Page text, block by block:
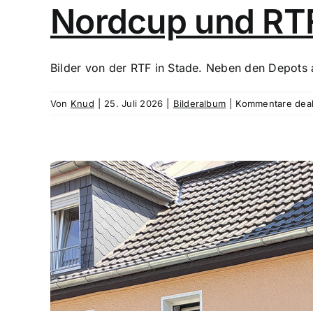
Nordcup und
Bilder von der RTF in Stade. Neben den Depots
Von Knud 25. Juli 2026 Bilderalbum Kommentare